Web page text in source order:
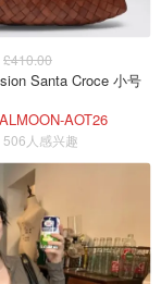
购买
Part II）
£410.00
小号
AOT26
506人感兴趣